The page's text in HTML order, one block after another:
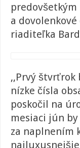
a
riaditeľka
,,Prvý štvrťrok
nízke čísla
poskočil na
mesiaci jún
za naplnením